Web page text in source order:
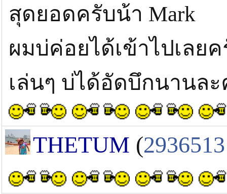
สุดยอดครับน้า Mark
ผมบ่ค่อยได้เข้าไปเลย
เล่นๆ บ่ได้อัดบึกนานล
THETUM (2936513